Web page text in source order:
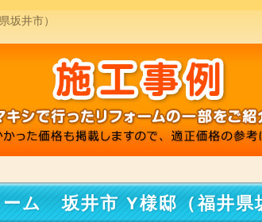
坂井市）
ム 坂井市 Y様邸（福井県